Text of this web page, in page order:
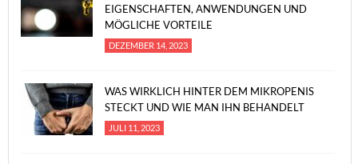
EIGENSCHAFTEN, ANWENDUNGEN UND
MÖGLICHE VORTEILE
DEZEMBER 14, 2023
WAS WIRKLICH HINTER DEM MIKROPENIS
STECKT UND WIE MAN IHN BEHANDELT
JULI 11, 2023